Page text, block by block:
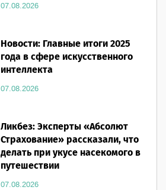
07.08.2026
Новости: Главные итоги 2025
года в сфере искусственного
интеллекта
07.08.2026
Ликбез: Эксперты «Абсолют
Страхование» рассказали, что
делать при укусе насекомого в
путешествии
07.08.2026